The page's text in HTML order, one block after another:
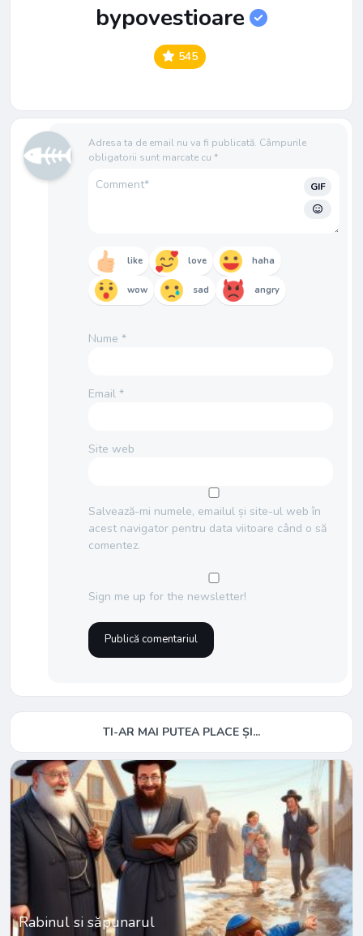
bypovestioare
545
Adresa ta de email nu va fi publicată. Câmpurile
obligatorii sunt marcate cu *
GIF
like love haha
wow sad angry
Nume *
Email *
Site web
Salvează-mi numele, emailul și site-ul web în
acest navigator pentru data viitoare când o să
comentez.
Sign me up for the newsletter!
TI-AR MAI PUTEA PLACE ȘI...
Rabinul si săpunarul